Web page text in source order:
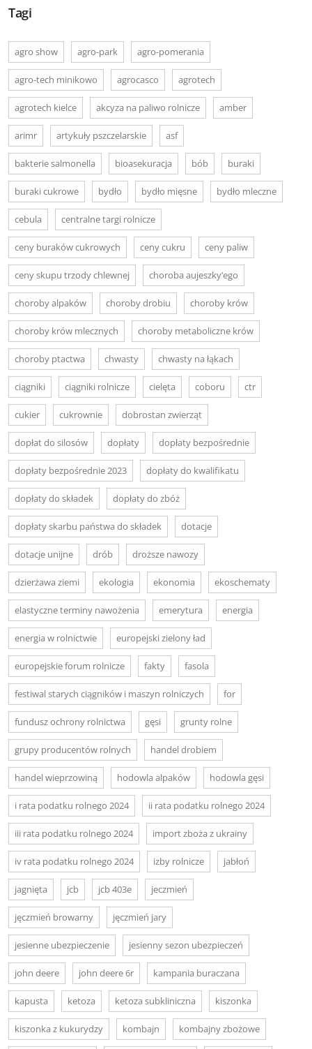
Tagi
agro show agro-park agro-pomerania
agro-tech minikowo agrocasco agrotech
agrotech kielce akcyza na paliwo rolnicze amber
arimr artykuły pszczelarskie asf
bakterie salmonella bioasekuracja bób buraki
buraki cukrowe bydło bydło mięsne bydło mleczne
cebula centralne targi rolnicze
ceny buraków cukrowych ceny cukru ceny paliw
ceny skupu trzody chlewnej choroba aujeszky’ego
choroby alpaków choroby drobiu choroby krów
choroby krów mlecznych choroby metaboliczne krów
choroby ptactwa chwasty chwasty na łąkach
ciągniki ciągniki rolnicze cielęta coboru ctr
cukier cukrownie dobrostan zwierząt
dopłat do silosów dopłaty dopłaty bezpośrednie
dopłaty bezpośrednie 2023 dopłaty do kwalifikatu
dopłaty do składek dopłaty do zbóż
dopłaty skarbu państwa do składek dotacje
dotacje unijne drób droższe nawozy
dzierżawa ziemi ekologia ekonomia ekoschematy
elastyczne terminy nawożenia emerytura energia
energia w rolnictwie europejski zielony ład
europejskie forum rolnicze fakty fasola
festiwal starych ciągników i maszyn rolniczych for
fundusz ochrony rolnictwa gęsi grunty rolne
grupy producentów rolnych handel drobiem
handel wieprzowiną hodowla alpaków hodowla gęsi
i rata podatku rolnego 2024 ii rata podatku rolnego 2024
iii rata podatku rolnego 2024 import zboża z ukrainy
iv rata podatku rolnego 2024 izby rolnicze jabłoń
jagnięta jcb jcb 403e jeczmień
jęczmień browarny jęczmień jary
jesienne ubezpieczenie jesienny sezon ubezpieczeń
john deere john deere 6r kampania buraczana
kapusta ketoza ketoza subkliniczna kiszonka
kiszonka z kukurydzy kombajn kombajny zbożowe